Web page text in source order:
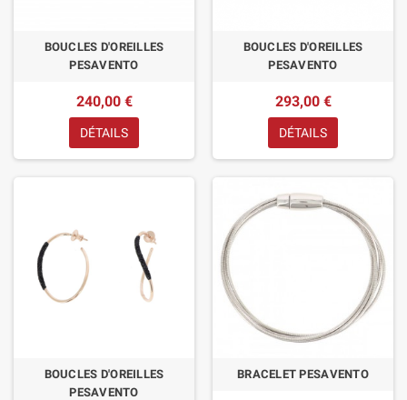
BOUCLES D'OREILLES
PESAVENTO
240,00 €
DÉTAILS
BOUCLES D'OREILLES
PESAVENTO
293,00 €
DÉTAILS
BOUCLES D'OREILLES
PESAVENTO
BRACELET PESAVENTO